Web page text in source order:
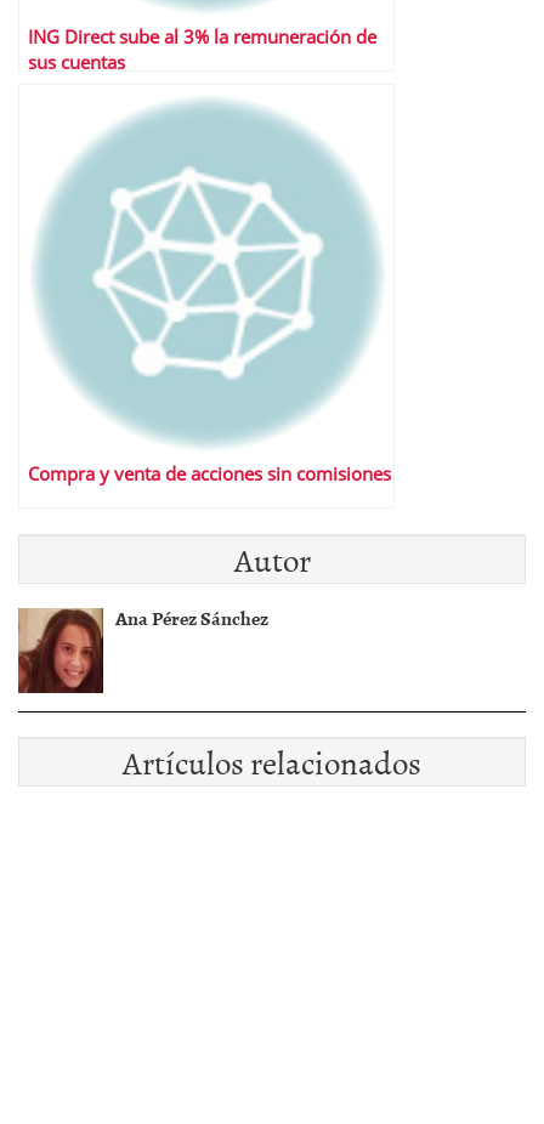
ING Direct sube al 3% la remuneración de
sus cuentas
Compra y venta de acciones sin comisiones
Autor
Ana Pérez Sánchez
Artículos relacionados